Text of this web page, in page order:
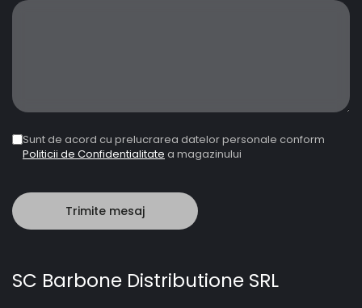
Sunt de acord cu prelucrarea datelor personale conform
Politicii de Confidentialitate a magazinului
SC Barbone Distributione SRL